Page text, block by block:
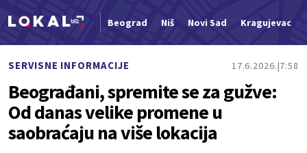
Beograd Niš Novi Sad Kragujevac
SERVISNE INFORMACIJE 17.6.2026. 7:58
Beograđani, spremite se za gužve:
Od danas velike promene u
saobraćaju na više lokacija